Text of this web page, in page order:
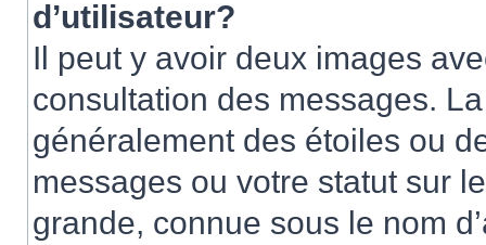
d’utilisateur?
Il peut y avoir deux images
consultation des messages.
généralement des étoiles ou
messages ou votre statut sur
grande, connue sous le nom